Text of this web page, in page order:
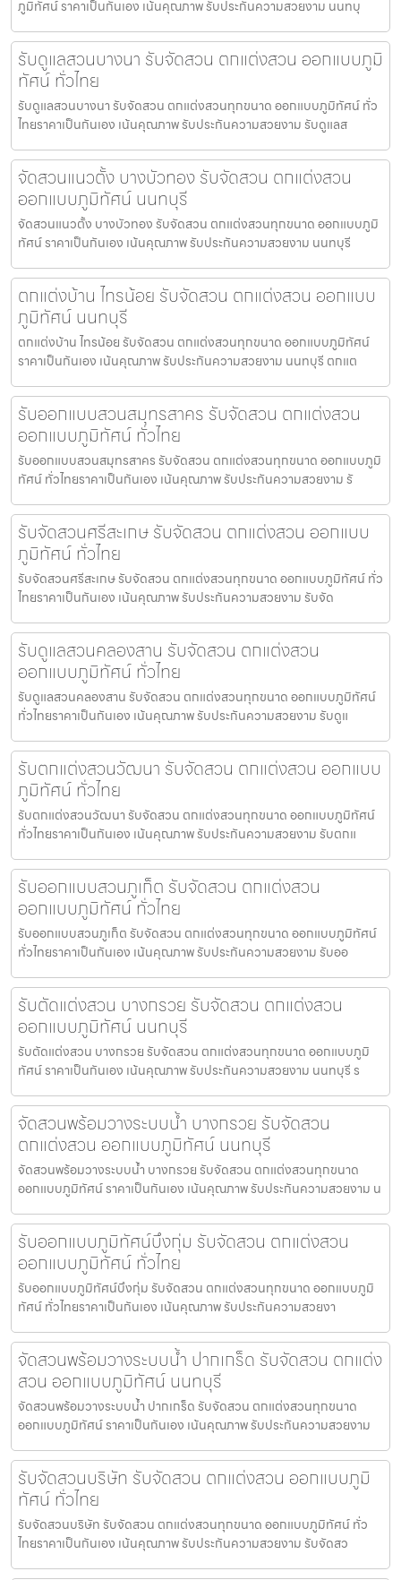
ภูมิทัศน์ ราคาเป็นกันเอง เน้นคุณภาพ รับประกันความสวยงาม นนทบุ
รับดูแลสวนบางนา รับจัดสวน ตกแต่งสวน ออกแบบภูมิ
ทัศน์ ทั่วไทย
รับดูแลสวนบางนา รับจัดสวน ตกแต่งสวนทุกขนาด ออกแบบภูมิทัศน์ ทั่ว
ไทยราคาเป็นกันเอง เน้นคุณภาพ รับประกันความสวยงาม รับดูแลส
จัดสวนแนวตั้ง บางบัวทอง รับจัดสวน ตกแต่งสวน
ออกแบบภูมิทัศน์ นนทบุรี
จัดสวนแนวตั้ง บางบัวทอง รับจัดสวน ตกแต่งสวนทุกขนาด ออกแบบภูมิ
ทัศน์ ราคาเป็นกันเอง เน้นคุณภาพ รับประกันความสวยงาม นนทบุรี
ตกแต่งบ้าน ไทรน้อย รับจัดสวน ตกแต่งสวน ออกแบบ
ภูมิทัศน์ นนทบุรี
ตกแต่งบ้าน ไทรน้อย รับจัดสวน ตกแต่งสวนทุกขนาด ออกแบบภูมิทัศน์
ราคาเป็นกันเอง เน้นคุณภาพ รับประกันความสวยงาม นนทบุรี ตกแต
รับออกแบบสวนสมุทรสาคร รับจัดสวน ตกแต่งสวน
ออกแบบภูมิทัศน์ ทั่วไทย
รับออกแบบสวนสมุทรสาคร รับจัดสวน ตกแต่งสวนทุกขนาด ออกแบบภูมิ
ทัศน์ ทั่วไทยราคาเป็นกันเอง เน้นคุณภาพ รับประกันความสวยงาม รั
รับจัดสวนศรีสะเกษ รับจัดสวน ตกแต่งสวน ออกแบบ
ภูมิทัศน์ ทั่วไทย
รับจัดสวนศรีสะเกษ รับจัดสวน ตกแต่งสวนทุกขนาด ออกแบบภูมิทัศน์ ทั่ว
ไทยราคาเป็นกันเอง เน้นคุณภาพ รับประกันความสวยงาม รับจัด
รับดูแลสวนคลองสาน รับจัดสวน ตกแต่งสวน
ออกแบบภูมิทัศน์ ทั่วไทย
รับดูแลสวนคลองสาน รับจัดสวน ตกแต่งสวนทุกขนาด ออกแบบภูมิทัศน์
ทั่วไทยราคาเป็นกันเอง เน้นคุณภาพ รับประกันความสวยงาม รับดูแ
รับตกแต่งสวนวัฒนา รับจัดสวน ตกแต่งสวน ออกแบบ
ภูมิทัศน์ ทั่วไทย
รับตกแต่งสวนวัฒนา รับจัดสวน ตกแต่งสวนทุกขนาด ออกแบบภูมิทัศน์
ทั่วไทยราคาเป็นกันเอง เน้นคุณภาพ รับประกันความสวยงาม รับตกแ
รับออกแบบสวนภูเก็ต รับจัดสวน ตกแต่งสวน
ออกแบบภูมิทัศน์ ทั่วไทย
รับออกแบบสวนภูเก็ต รับจัดสวน ตกแต่งสวนทุกขนาด ออกแบบภูมิทัศน์
ทั่วไทยราคาเป็นกันเอง เน้นคุณภาพ รับประกันความสวยงาม รับออ
รับตัดแต่งสวน บางกรวย รับจัดสวน ตกแต่งสวน
ออกแบบภูมิทัศน์ นนทบุรี
รับตัดแต่งสวน บางกรวย รับจัดสวน ตกแต่งสวนทุกขนาด ออกแบบภูมิ
ทัศน์ ราคาเป็นกันเอง เน้นคุณภาพ รับประกันความสวยงาม นนทบุรี ร
จัดสวนพร้อมวางระบบน้ำ บางกรวย รับจัดสวน
ตกแต่งสวน ออกแบบภูมิทัศน์ นนทบุรี
จัดสวนพร้อมวางระบบน้ำ บางกรวย รับจัดสวน ตกแต่งสวนทุกขนาด
ออกแบบภูมิทัศน์ ราคาเป็นกันเอง เน้นคุณภาพ รับประกันความสวยงาม น
รับออกแบบภูมิทัศน์บึงกุ่ม รับจัดสวน ตกแต่งสวน
ออกแบบภูมิทัศน์ ทั่วไทย
รับออกแบบภูมิทัศน์บึงกุ่ม รับจัดสวน ตกแต่งสวนทุกขนาด ออกแบบภูมิ
ทัศน์ ทั่วไทยราคาเป็นกันเอง เน้นคุณภาพ รับประกันความสวยงา
จัดสวนพร้อมวางระบบน้ำ ปากเกร็ด รับจัดสวน ตกแต่ง
สวน ออกแบบภูมิทัศน์ นนทบุรี
จัดสวนพร้อมวางระบบน้ำ ปากเกร็ด รับจัดสวน ตกแต่งสวนทุกขนาด
ออกแบบภูมิทัศน์ ราคาเป็นกันเอง เน้นคุณภาพ รับประกันความสวยงาม
รับจัดสวนบริษัท รับจัดสวน ตกแต่งสวน ออกแบบภูมิ
ทัศน์ ทั่วไทย
รับจัดสวนบริษัท รับจัดสวน ตกแต่งสวนทุกขนาด ออกแบบภูมิทัศน์ ทั่ว
ไทยราคาเป็นกันเอง เน้นคุณภาพ รับประกันความสวยงาม รับจัดสว